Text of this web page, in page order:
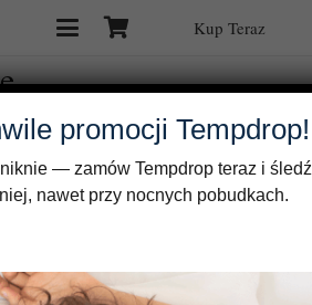
Kup Teraz
promocji Tempdrop!
— zamów Tempdrop teraz i
nawet przy nocnych pobudkach.